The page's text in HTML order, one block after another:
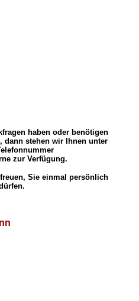
haben oder benötigen
dann stehen wir Ihnen unter
zur Verfügung.
Sie einmal persönlich